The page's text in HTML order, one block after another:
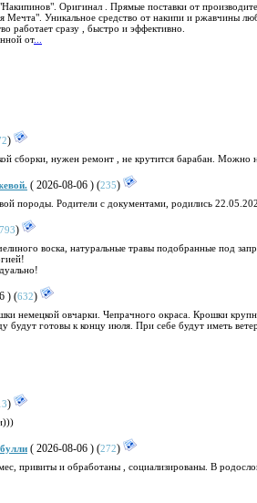
Оригинал . Прямые поставки от
Уникальное средство от накипи и ржавчины
работает сразу , быстро и эффективно.
от...
)
сборки, нужен ремонт , не крутится барабан. Можно
( 2026-08-06 ) (235)
породы. Родители с документами, родились
793)
воска, натуральные травы подобранные под
) (632)
немецкой овчарки. Чепрачного окраса. Крошки
будут готовы к концу июля. При себе будут иметь
)
( 2026-08-06 ) (272)
мес, привиты и обработаны , социализированы. В